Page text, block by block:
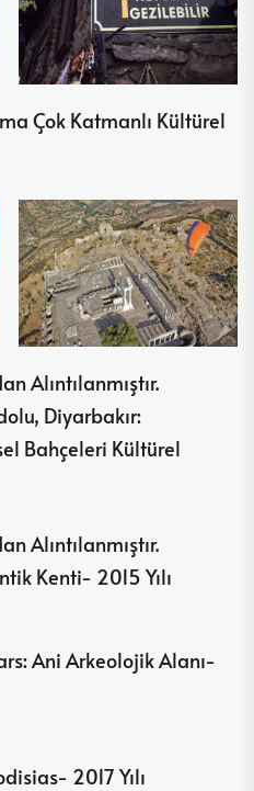
Çok Katmanlı Kültürel
Alıntılanmıştır.
Diyarbakır:
Bahçeleri Kültürel
Alıntılanmıştır.
Kenti- 2015 Yılı
Ani Arkeolojik Alanı-
2017 Yılı